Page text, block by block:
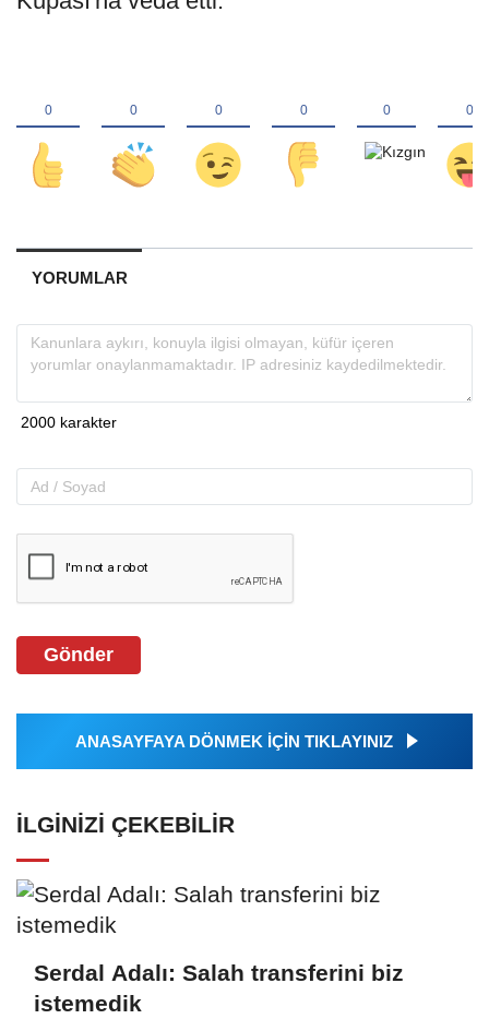
YORUMLAR
Gönder
ANASAYFAYA DÖNMEK İÇİN TIKLAYINIZ
İLGINIZI ÇEKEBILIR
Serdal Adalı: Salah transferini biz
istemedik